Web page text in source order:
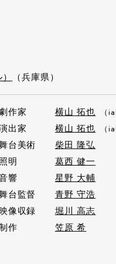
（兵庫県）
作家 横山 拓也 （
出家 横山 拓也 （
台美術
柴田 隆弘
照明
葛西 健一
響
星野 大輔
台監督
青野 守浩
像収録
堀川 高志
作
笠原 希